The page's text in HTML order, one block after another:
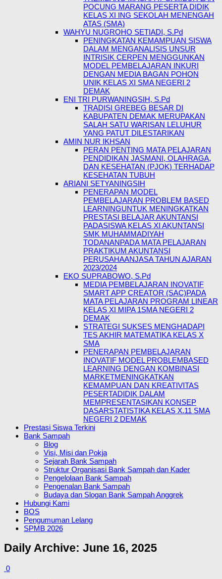
POCUNG MARANG PESERTA DIDIK
KELAS XI ING SEKOLAH MENENGAH
ATAS (SMA)
WAHYU NUGROHO SETIADI, S.Pd
PENINGKATAN KEMAMPUAN SISWA
DALAM MENGANALISIS UNSUR
INTRISIK CERPEN MENGGUNKAN
MODEL PEMBELAJARAN INKURI
DENGAN MEDIA BAGAN POHON
UNIK KELAS XI SMA NEGERI 2
DEMAK
ENI TRI PURWANINGSIH, S.Pd
TRADISI GREBEG BESAR DI
KABUPATEN DEMAK MERUPAKAN
SALAH SATU WARISAN LELUHUR
YANG PATUT DILESTARIKAN
AMIN NUR IKHSAN
PERAN PENTING MATA PELAJARAN
PENDIDIKAN JASMANI, OLAHRAGA,
DAN KESEHATAN (PJOK) TERHADAP
KESEHATAN TUBUH
ARIANI SETYANINGSIH
PENERAPAN MODEL
PEMBELAJARAN PROBLEM BASED
LEARNINGUNTUK MENINGKATKAN
PRESTASI BELAJAR AKUNTANSI
PADASISWA KELAS XI AKUNTANSI
SMK MUHAMMADIYAH
TODANANPADA MATA PELAJARAN
PRAKTIKUM AKUNTANSI
PERUSAHAANJASA TAHUN AJARAN
2023/2024
EKO SUPRABOWO, S.Pd
MEDIA PEMBELAJARAN INOVATIF
SMART APP CREATOR (SAC)PADA
MATA PELAJARAN PROGRAM LINEAR
KELAS XI MIPA 1SMA NEGERI 2
DEMAK
STRATEGI SUKSES MENGHADAPI
TES AKHIR MATEMATIKA KELAS X
SMA
PENERAPAN PEMBELAJARAN
INOVATIF MODEL PROBLEMBASED
LEARNING DENGAN KOMBINASI
MARKETMENINGKATKAN
KEMAMPUAN DAN KREATIVITAS
PESERTADIDIK DALAM
MEMPRESENTASIKAN KONSEP
DASARSTATISTIKA KELAS X.11 SMA
NEGERI 2 DEMAK
Prestasi Siswa Terkini
Bank Sampah
Blog
Visi, Misi dan Pokja
Sejarah Bank Sampah
Struktur Organisasi Bank Sampah dan Kader
Pengelolaan Bank Sampah
Pengenalan Bank Sampah
Budaya dan Slogan Bank Sampah Anggrek
Hubungi Kami
BOS
Pengumuman Lelang
SPMB 2026
Daily Archive: June 16, 2025
0